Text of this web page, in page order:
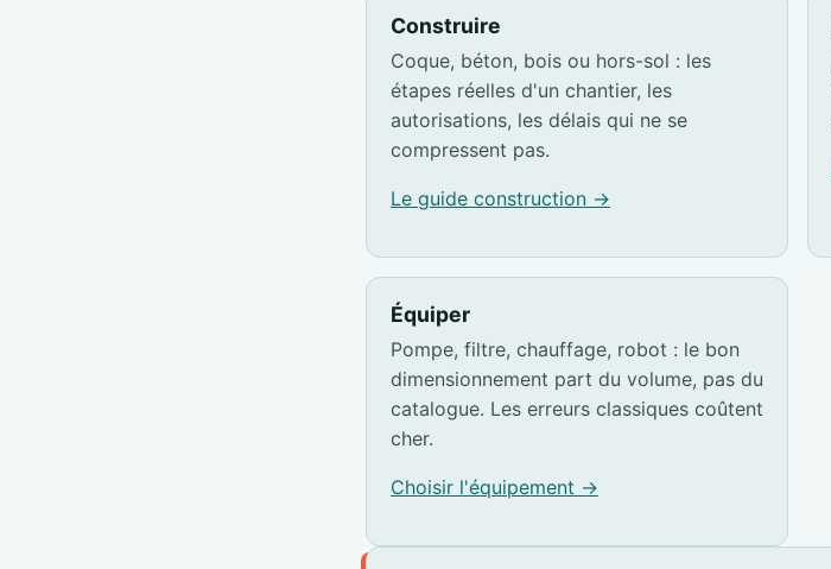
Construire
Coque, béton, bois ou hors-sol : les
étapes réelles d'un chantier, les
autorisations, les délais qui ne se
compressent pas.
Le guide construction →
Équiper
Pompe, filtre, chauffage, robot : le bon
dimensionnement part du volume, pas du
catalogue. Les erreurs classiques coûtent
cher.
Choisir l'équipement →